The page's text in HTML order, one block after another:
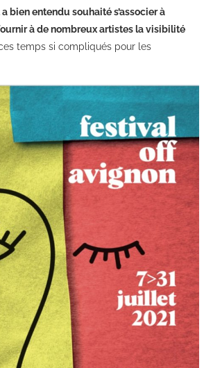
a bien entendu souhaité s’associer à
à de nombreux artistes la visibilité
temps si compliqués pour les